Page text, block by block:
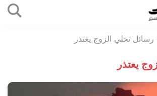
المحتوى
رسائل تخلي الزوج يعتذر
يعتذر